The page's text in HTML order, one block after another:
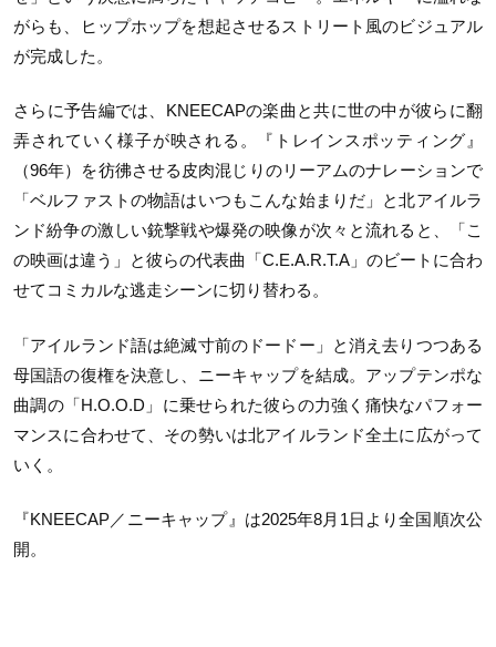
がらも、ヒップホップを想起させるストリート風のビジュアル
が完成した。
さらに予告編では、KNEECAPの楽曲と共に世の中が彼らに翻
弄されていく様子が映される。『トレインスポッティング』
（96年）を彷彿させる皮肉混じりのリーアムのナレーションで
「ベルファストの物語はいつもこんな始まりだ」と北アイルラ
ンド紛争の激しい銃撃戦や爆発の映像が次々と流れると、「こ
の映画は違う」と彼らの代表曲「C.E.A.R.T.A」のビートに合わ
せてコミカルな逃走シーンに切り替わる。
「アイルランド語は絶滅寸前のドードー」と消え去りつつある
母国語の復権を決意し、ニーキャップを結成。アップテンポな
曲調の「H.O.O.D」に乗せられた彼らの力強く痛快なパフォー
マンスに合わせて、その勢いは北アイルランド全土に広がって
いく。
『KNEECAP／ニーキャップ』は2025年8月1日より全国順次公
開。